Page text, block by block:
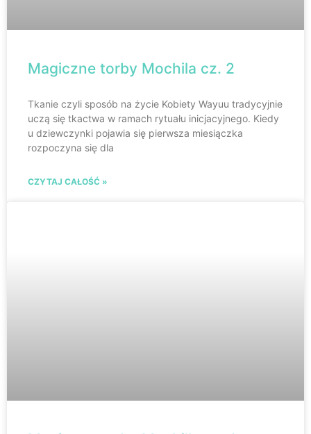
Magiczne torby Mochila cz. 2
Tkanie czyli sposób na życie Kobiety Wayuu tradycyjnie
uczą się tkactwa w ramach rytuału inicjacyjnego. Kiedy
u dziewczynki pojawia się pierwsza miesiączka
rozpoczyna się dla
CZYTAJ CAŁOŚĆ »